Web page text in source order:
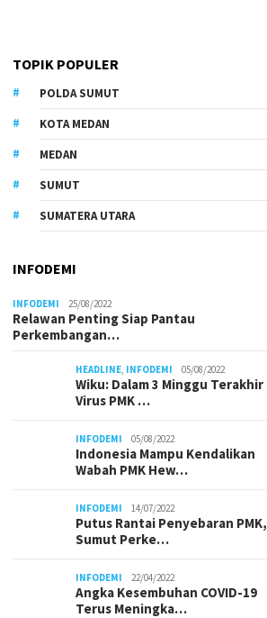
TOPIK POPULER
POLDA SUMUT
KOTA MEDAN
MEDAN
SUMUT
SUMATERA UTARA
INFODEMI
INFODEMI 25/08/2022
Relawan Penting Siap Pantau
Perkembangan…
HEADLINE, INFODEMI 05/08/2022
Wiku: Dalam 3 Minggu Terakhir
Virus PMK …
INFODEMI 05/08/2022
Indonesia Mampu Kendalikan
Wabah PMK Hew…
INFODEMI 14/07/2022
Putus Rantai Penyebaran PMK,
Sumut Perke…
INFODEMI 22/04/2022
Angka Kesembuhan COVID-19
Terus Meningka…